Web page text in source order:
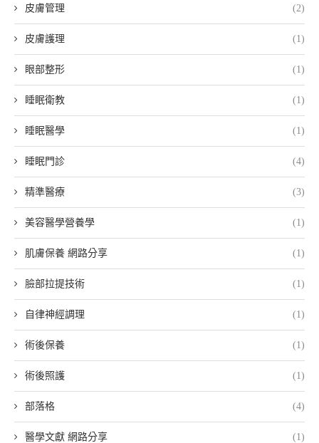
皮膚管理 (2)
皮膚護理 (1)
眼部整形 (1)
睡眠衛教 (1)
睡眠醫學 (1)
睡眠門診 (4)
精準醫療 (3)
美容醫學營養學 (1)
肌膚保養 網路分享 (1)
臉部拉提技術 (1)
自律神經調理 (1)
術後保養 (1)
術後照護 (1)
部落格 (4)
醫學文獻 網路分享 (1)